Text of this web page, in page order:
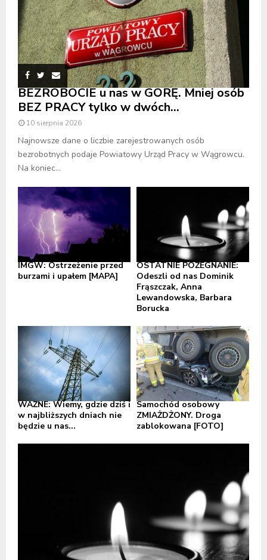
BEZROBOCIE u nas w GÓRĘ. Mniej osób
BEZ PRACY tylko w dwóch...
10 sierpnia 2026
Najnowsze dane o liczbie zarejestrowanych osób
bezrobotnych podaje Powiatowy Urząd Pracy w Wągrowcu.
Na koniec...
IMGW: Ostrzeżenie przed
burzami i upałem [MAPA]
OSTATNIE POŻEGNANIE:
Odeszli od nas Dominik
Frąszczak, Anna
Lewandowska, Barbara
Borucka
WAŻNE: Wiemy, gdzie dziś i
w najbliższych dniach nie
będzie u nas...
Samochód osobowy
ZMIAŻDŻONY. Droga
zablokowana [FOTO]